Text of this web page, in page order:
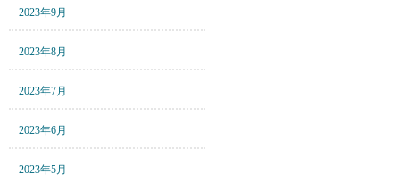
2023年9月
2023年8月
2023年7月
2023年6月
2023年5月